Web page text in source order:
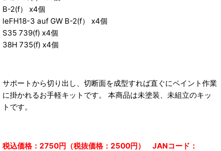
B-2(f） x4個
leFH18-3 auf GW B-2(f） x4個
S35 739(f) x4個
38H 735(f) x4個
サポートから切り出し、切断面を成型すれば直ぐにペイント作業
に掛かれるお手軽キットです。 本商品は未塗装、未組立のキッ
トです。
税込価格：2750円（税抜価格：2500円） JANコード：